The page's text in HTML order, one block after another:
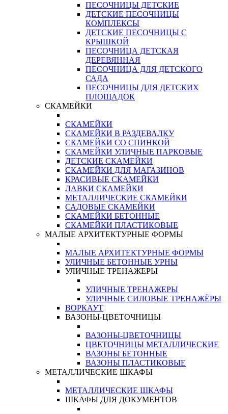
ПЕСОЧНИЦЫ ДЕТСКИЕ
ДЕТСКИЕ ПЕСОЧНИЦЫ
КОМПЛЕКСЫ
ДЕТСКИЕ ПЕСОЧНИЦЫ С
КРЫШКОЙ
ПЕСОЧНИЦА ДЕТСКАЯ
ДЕРЕВЯННАЯ
ПЕСОЧНИЦА ДЛЯ ДЕТСКОГО
САДА
ПЕСОЧНИЦЫ ДЛЯ ДЕТСКИХ
ПЛОЩАДОК
СКАМЕЙКИ
СКАМЕЙКИ
СКАМЕЙКИ В РАЗДЕВАЛКУ
СКАМЕЙКИ СО СПИНКОЙ
СКАМЕЙКИ УЛИЧНЫЕ ПАРКОВЫЕ
ДЕТСКИЕ СКАМЕЙКИ
СКАМЕЙКИ ДЛЯ МАГАЗИНОВ
КРАСИВЫЕ СКАМЕЙКИ
ЛАВКИ СКАМЕЙКИ
МЕТАЛЛИЧЕСКИЕ СКАМЕЙКИ
САДОВЫЕ СКАМЕЙКИ
СКАМЕЙКИ БЕТОННЫЕ
СКАМЕЙКИ ПЛАСТИКОВЫЕ
МАЛЫЕ АРХИТЕКТУРНЫЕ ФОРМЫ
МАЛЫЕ АРХИТЕКТУРНЫЕ ФОРМЫ
УЛИЧНЫЕ БЕТОННЫЕ УРНЫ
УЛИЧНЫЕ ТРЕНАЖЕРЫ
УЛИЧНЫЕ ТРЕНАЖЕРЫ
УЛИЧНЫЕ СИЛОВЫЕ ТРЕНАЖЁРЫ
ВОРКАУТ
ВАЗОНЫ-ЦВЕТОЧНИЦЫ
ВАЗОНЫ-ЦВЕТОЧНИЦЫ
ЦВЕТОЧНИЦЫ МЕТАЛЛИЧЕСКИЕ
ВАЗОНЫ БЕТОННЫЕ
ВАЗОНЫ ПЛАСТИКОВЫЕ
МЕТАЛЛИЧЕСКИЕ ШКАФЫ
МЕТАЛЛИЧЕСКИЕ ШКАФЫ
ШКАФЫ ДЛЯ ДОКУМЕНТОВ